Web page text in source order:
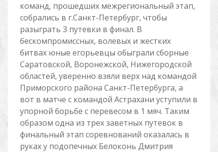
команд, прошедших межрегиональный этап,
собрались в г.Санкт-Петербург, чтобы
разыграть 3 путевки в финал. В
бескомпромиссных, волевых и жестких
битвах юные егорьевцы обыграли сборные
Саратовской, Воронежской, Нижегородской
областей, уверенно взяли верх над командой
Приморского района Санкт-Петербурга, а
вот в матче с командой Астрахани уступили в
упорной борьбе с перевесом в 1 мяч. Таким
образом одна из трех заветных путевок в
финальный этап соревнований оказалась в
руках у подопечных Белоконь Дмитрия